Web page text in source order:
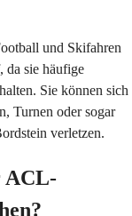
und Skifahren
da sie häufige
Sie können sich
Turnen oder sogar
verletzen.
ACL-